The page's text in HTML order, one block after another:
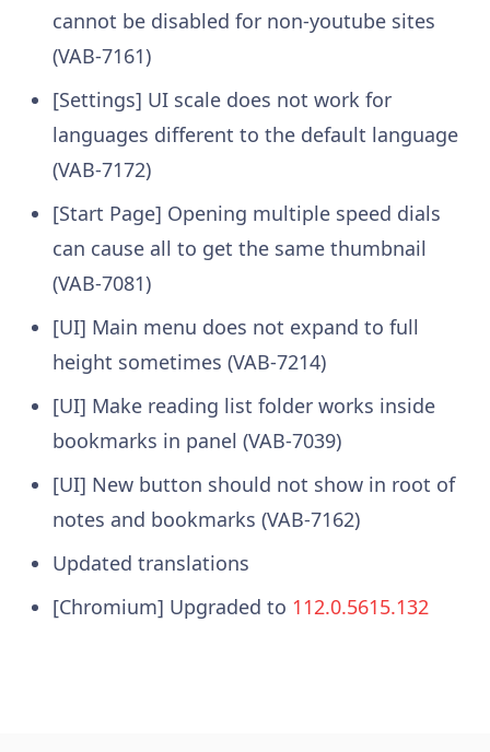
cannot be disabled for non-youtube sites
(VAB-7161)
[Settings] UI scale does not work for
languages different to the default language
(VAB-7172)
[Start Page] Opening multiple speed dials
can cause all to get the same thumbnail
(VAB-7081)
[UI] Main menu does not expand to full
height sometimes (VAB-7214)
[UI] Make reading list folder works inside
bookmarks in panel (VAB-7039)
[UI] New button should not show in root of
notes and bookmarks (VAB-7162)
Updated translations
[Chromium] Upgraded to 112.0.5615.132